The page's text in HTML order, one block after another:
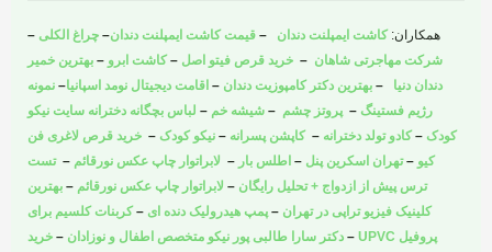
o
o
k
-
e
r
d
-
n
g
r
a
m
همکاران: کاشت ایمپلنت دندان – قیمت کاشت ایمپلنت دندان– چراغ الکلی –
شرکت مهاجرتی شاهان – خرید قرص فیتو اصل –کاشت ابرو – بهترین خمیر
دندان دنیا – بهترین دکتر کامپوزیت دندان – اقامت دیجیتال نومد اسپانیا– نمونه
رژیم فستینگ – پروتز چشم – شیشه خم – لباس بچگانه دخترانه سایت نیکو
کودک –کادو تولد دخترانه –کاپشن پسرانه – نیکو کودک – خرید قرص لاغری فن
کیو –تهران اسکرین پنل – اطلس بار – لابراتوار چاپ عکس نورقائم –تست
ترس پیش از ازدواج + تحلیل رایگان – لابراتوار چاپ عکس نورقائم – بهترین
کلینیک فیزیو تراپی در تهران – پمپ هیدرولیک دنده ای –کربنات کلسیم برای
پروفیل UPVC
– دکتر سارا طالبی پور نیکو متخصص اطفال و نوزادان – خرید